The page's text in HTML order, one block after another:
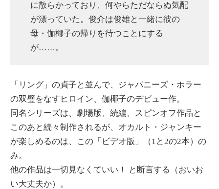
に散らかっており、何やらただならぬ気配
が漂っていた。俊介は俊雄と一緒に彼の
母・伽椰子の帰りを待つことにする
が……。
「リング」の貞子と並んで、ジャパニーズ・ホラー
の双璧をなすヒロイン、伽椰子のデビュー作。
同名シリーズは、劇場版、続編、スピンオフ作品と
このあと続々制作されるが、オカルト・ジャンキー
が楽しめるのは、この「ビデオ版」（1と2の2本）の
み。
他の作品は一切見なくていい！ と断言する（おいお
い大丈夫か）。